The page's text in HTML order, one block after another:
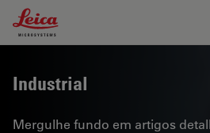
Leica Microsystems Logo
Industrial
Mergulhe fundo em artigos